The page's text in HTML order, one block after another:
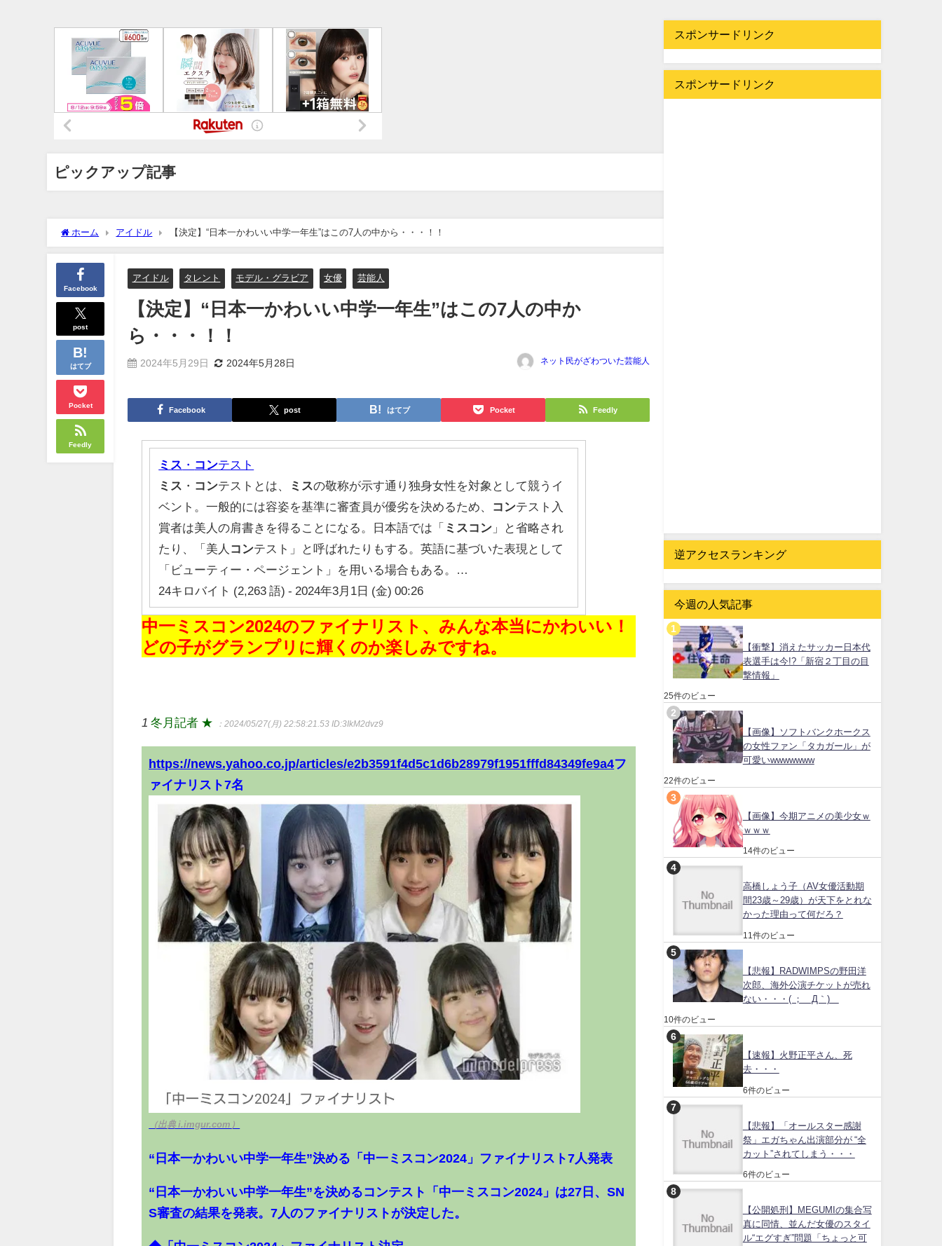
ピックアップ記事
ホーム アイドル 【決定】“日本一かわいい中学一年生”はこの7人の中から・・・！！
Facebook
post
はてブ
Pocket
Feedly
アイドル タレント モデル・グラビア 女優 芸能人
【決定】“日本一かわいい中学一年生”はこの7人の中か
ら・・・！！
2024年5月29日 2024年5月28日 ネット民がざわついた芸能人
Facebook post はてブ Pocket Feedly
ミス ・ コンテスト
ミス ・ コンテストとは、 ミスの敬称が示す通り独身女性を対象として競うイ
ベント。一般的には容姿を基準に審査員が優劣を決めるため、
コンテスト入
賞者は美人の肩書きを得ることになる。日本語では「 ミスコン 」と省略され
たり、「美人 コンテスト」と呼ばれたりもする。英語に基づいた表現として
「ビューティー・ページェント」を用いる場合もある。…
24キロバイト (2,263 語) - 2024年3月1日 (金) 00:26
中一ミスコン2024のファイナリスト、みんな本当にかわいい！
どの子がグランプリに輝くのか楽しみですね。
1 冬月記者 ★ ：2024/05/27(月) 22:58:21.53ID:3IkM2dvz9
https://news.yahoo.co.jp/articles/e2b3591f4d5c1d6b28979f1951fffd84349fe9a4フ
ァイナリスト7名
（出典 i.imgur.com）
“日本一かわいい中学一年生”決める「中一ミスコン2024」ファイナリスト7人発表
“日本一かわいい中学一年生”を決めるコンテスト「中一ミスコン2024」は27日、SN
S審査の結果を発表。7人のファイナリストが決定した。
スポンサードリンク
スポンサードリンク
逆アクセスランキング
今週の人気記事
【衝撃】消えたサッカー日本代
表選手は今!?「新宿２丁目の目
撃情報」
25件のビュー
【画像】ソフトバンクホークス
の女性ファン「タカガール」が
可愛いwwwwwww
22件のビュー
【画像】今期アニメの美少女ｗ
ｗｗｗ
14件のビュー
高橋しょう子（AV女優活動期
間23歳～29歳）が天下をとれな
かった理由って何だろ？
11件のビュー
【悲報】RADWIMPSの野田洋
次郎、海外公演チケットが売れ
ない・・・( ；´Д｀)
10件のビュー
【速報】火野正平さん、死
去・・・
6件のビュー
【悲報】「オールスター感謝
祭」エガちゃん出演部分が “全
カット”されてしまう・・・
6件のビュー
【公開処刑】MEGUMIの集合写
真に同情、並んだ女優のスタイ
ル“エグすぎ”問題「ちょっと可